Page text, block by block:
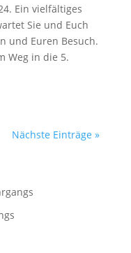
Ein vielfältiges
Sie und Euch
und Euren Besuch.
Weg in die 5.
Nächste Einträge »